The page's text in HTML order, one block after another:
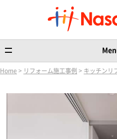
Home > リフォーム施工事例 > キッチンリ